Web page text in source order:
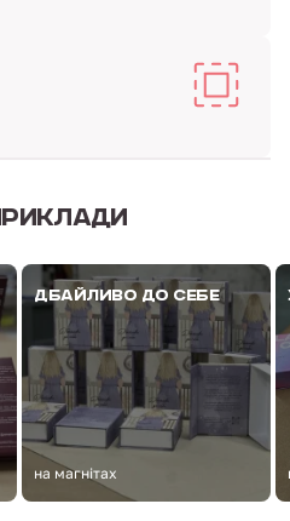
ДБАЙЛИВО ДО СЕБЕ
на магнітах